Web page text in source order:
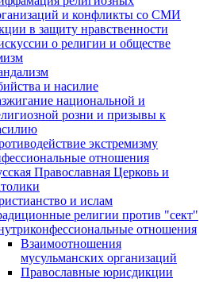
и конфликты со СМИ
в защиту нравственности
о религии и обществе
и насилие
национальной и
розни и призывы к
экстремизму
отношения
Православная Церковь и
и ислам
религии против "сект"
отношения
Взаимоотношения
мусульманских организаций
Православные юрисдикции